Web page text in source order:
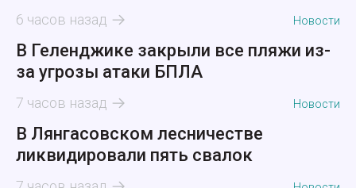
6 часов назад Новости
В Геленджике закрыли все пляжи из-
за угрозы атаки БПЛА
7 часов назад Новости
В Лянгасовском лесничестве
ликвидировали пять свалок